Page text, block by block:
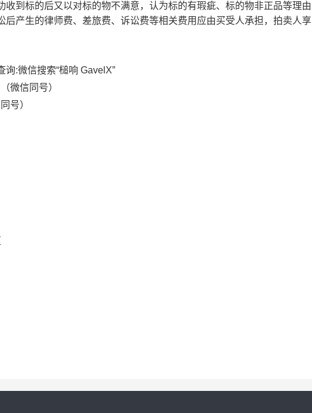
收到标的后又以对标的物不满意，认为标的有瑕疵、标的物非正品等理由
产生的律师费、差旅费、诉讼费等相关费用应由买受人承担，拍卖人享
:微信搜索“槌响 GavelX”
（微信同号）
号）